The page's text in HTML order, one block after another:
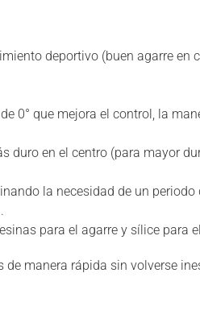
deportivo (buen agarre en
0° que mejora el control, la
duro en el centro (para mayor
la necesidad de un periodo
para el agarre y sílice para
manera rápida sin volverse